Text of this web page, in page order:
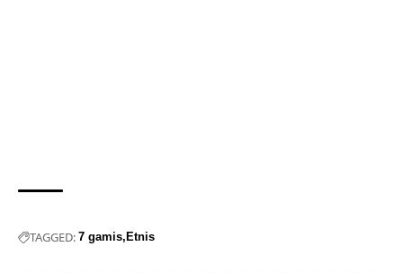
TAGGED: 7 gamis Etnis